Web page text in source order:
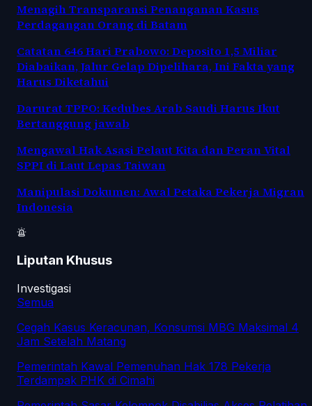
Menagih Transparansi Penanganan Kasus
Perdagangan Orang di Batam
Catatan 646 Hari Prabowo: Deposito 1,5 Miliar
Diabaikan, Jalur Gelap Dipelihara, Ini Fakta yang
Harus Diketahui
Darurat TPPO: Kedubes Arab Saudi Harus Ikut
Bertanggung jawab
Mengawal Hak Asasi Pelaut Kita dan Peran Vital
SPPI di Laut Lepas Taiwan
Manipulasi Dokumen: Awal Petaka Pekerja Migran
Indonesia
Liputan Khusus
Investigasi
Semua
Cegah Kasus Keracunan, Konsumsi MBG Maksimal 4
Jam Setelah Matang
Pemerintah Kawal Pemenuhan Hak 178 Pekerja
Terdampak PHK di Cimahi